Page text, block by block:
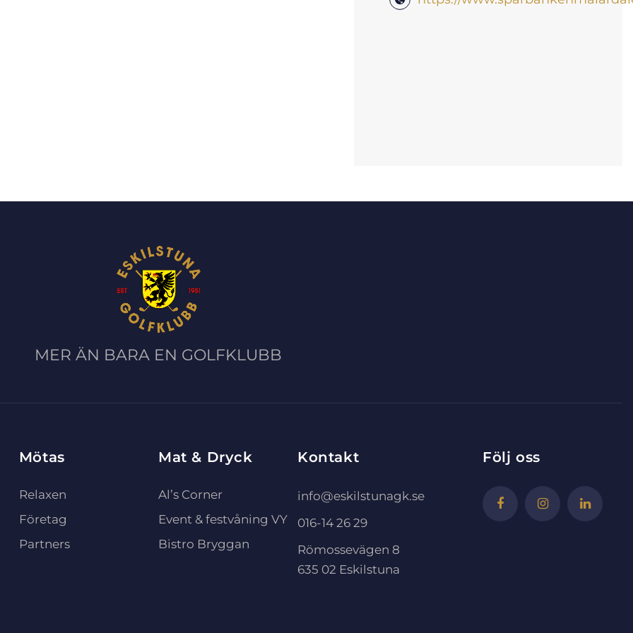
MER ÄN BARA EN GOLFKLUBB
Mötas
Relaxen
Företag
Partners
Mat & Dryck
Al’s Corner
Event & festvåning VY
Bistro Bryggan
Kontakt
info@eskilstunagk.se
016-14 26 29
Römossevägen 8
635 02 Eskilstuna
Följ oss